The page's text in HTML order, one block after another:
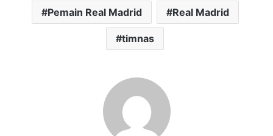
Pemain Real Madrid Real Madrid
timnas